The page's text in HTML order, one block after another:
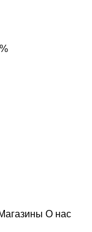
О нас